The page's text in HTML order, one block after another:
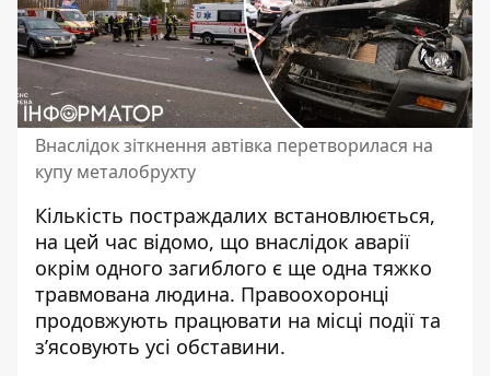
Внаслідок зіткнення автівка перетворилася на
купу металобрухту
Кількість постраждалих встановлюється,
на цей час відомо, що внаслідок аварії
окрім одного загиблого є ще одна тяжко
травмована людина. Правоохоронці
продовжують працювати на місці події та
з’ясовують усі обставини.